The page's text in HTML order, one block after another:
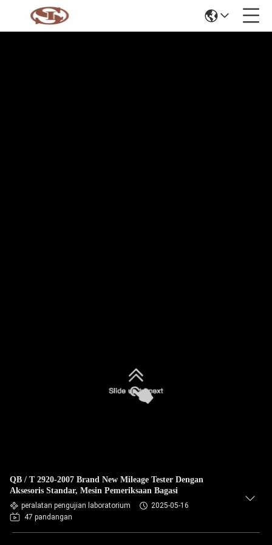
QB / T 2920-2007 Brand New Mileage Tester Dengan
Aksesoris Standar, Mesin Pemeriksaan Bagasi
peralatan pengujian laboratorium
2025-05-16
47 pandangan